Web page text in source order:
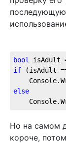
bool isAdult
if (isAdult
else
Но на самом
короче,